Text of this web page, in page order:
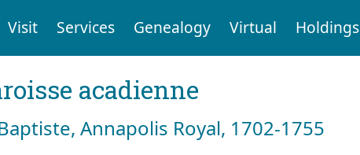
Visit Services Genealogy Virtual Holdings
acadienne
Annapolis Royal, 1702-1755